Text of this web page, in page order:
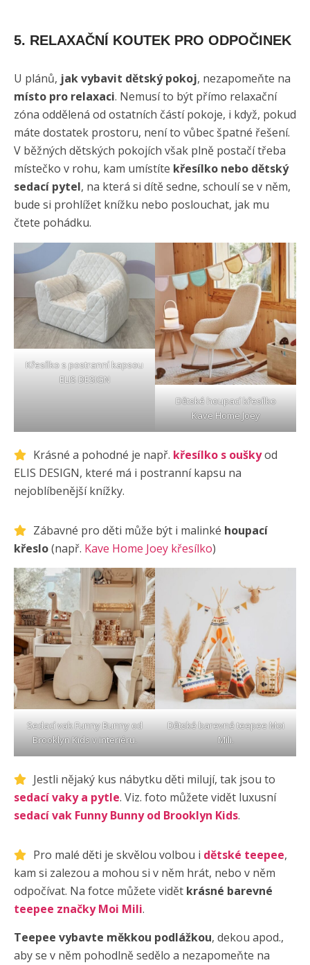
5. RELAXAČNÍ KOUTEK PRO ODPOČINEK
U plánů, jak vybavit dětský pokoj, nezapomeňte na
místo pro relaxaci. Nemusí to být přímo relaxační
zóna oddělená od ostatních částí pokoje, i když, pokud
máte dostatek prostoru, není to vůbec špatné řešení.
V běžných dětských pokojích však plně postačí třeba
místečko v rohu, kam umístíte křesílko nebo dětský
sedací pytel, na která si dítě sedne, schoulí se v něm,
bude si prohlížet knížku nebo poslouchat, jak mu
čtete pohádku.
Křesílko s postranní kapsou
ELIS DESIGN
Dětské houpací křesílko
Kave Home Joey
Krásné a pohodné je např. křesílko s ouškyod
ELIS DESIGN, které má i postranní kapsu na
nejoblíbenější knížky.
Zábavné pro děti může být i malinké houpací
křeslo(např. Kave Home Joey křesílko)
Sedací vakFunny Bunny od
Brooklyn Kidsv interiéru.
Dětské barevnéteepee Moi
Mili.
Jestli nějaký kus nábytku děti milují, tak jsou to
sedací vaky a pytle. Viz. foto můžete vidět luxusní
sedací vak Funny Bunny od Brooklyn Kids.
Pro malé děti je skvělou volbou i dětské teepee,
kam si zalezou a mohou si v něm hrát, nebo v něm
odpočívat. Na fotce můžete vidět krásné barevné
teepee značky Moi Mili.
Teepee vybavte měkkou podlážkou, dekou apod.,
aby se v něm pohodlně sedělo a nezapomeňte na